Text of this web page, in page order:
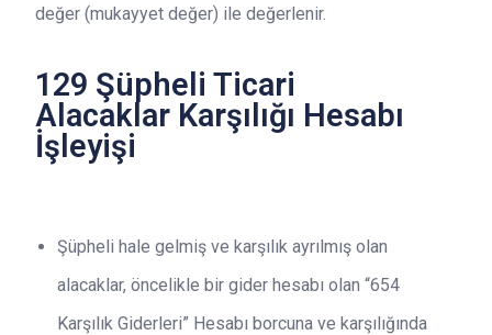
değer (mukayyet değer) ile değerlenir.
129 Şüpheli Ticari
Alacaklar Karşılığı Hesabı
İşleyişi
Şüpheli hale gelmiş ve karşılık ayrılmış olan
alacaklar, öncelikle bir gider hesabı olan “654
Karşılık Giderleri” Hesabı borcuna ve karşılığında